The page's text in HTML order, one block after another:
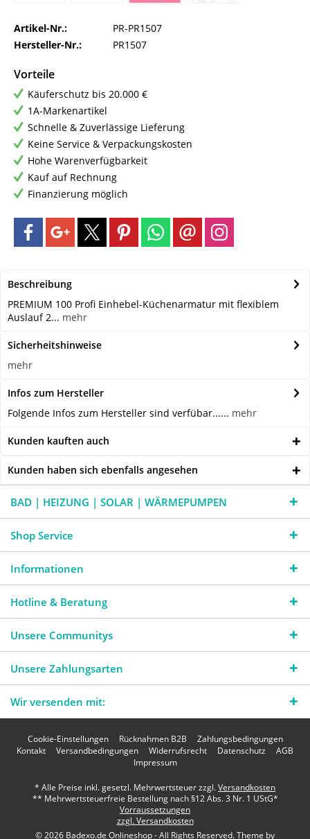
Artikel-Nr.:
PR-PR1507
Hersteller-Nr.:
PR1507
Vorteile
Käuferschutz bis 20.000 €
1A-Markenartikel
Schnelle & Zuverlässige Lieferung
Keine Service & Verpackungskosten
Hohe Warenverfügbarkeit
Kauf auf Rechnung
Finanzierung möglich
Beschreibung
PREMIUM 100 Profi Einhebel-Küchenarmatur mit flexiblem
Auslauf 2... mehr
Sicherheitshinweise
mehr
Infos zum Hersteller
Folgende Infos zum Hersteller sind verfübar...... mehr
Kunden kauften auch
Kunden haben sich ebenfalls angesehen
BAD | HEIZUNG | SOLAR | WÄRMEPUMPEN
Shop Service
Informationen
Hotline & Beratung
Unsere Communitys
Unsere Zahlungsarten
Wir versenden mit:
Cookie-Einstellungen Rücknahmen B2B
Zahlungsbedingungen
Kontakt
Versandbedingungen Widerrufsrecht Datenschutz
AGB
Impressum
* Alle Preise inkl. gesetzl. Mehrwertsteuer zzgl.Versandkosten
** Mehrwertsteuerfreie Bestellung nach §12 Abs. 3 Nr. 1 UStG*
Vorraussetzungen
zzgl. Versandkosten
© 2026 Badexo.de Onlineshop - All Rights Reserved. Theme by